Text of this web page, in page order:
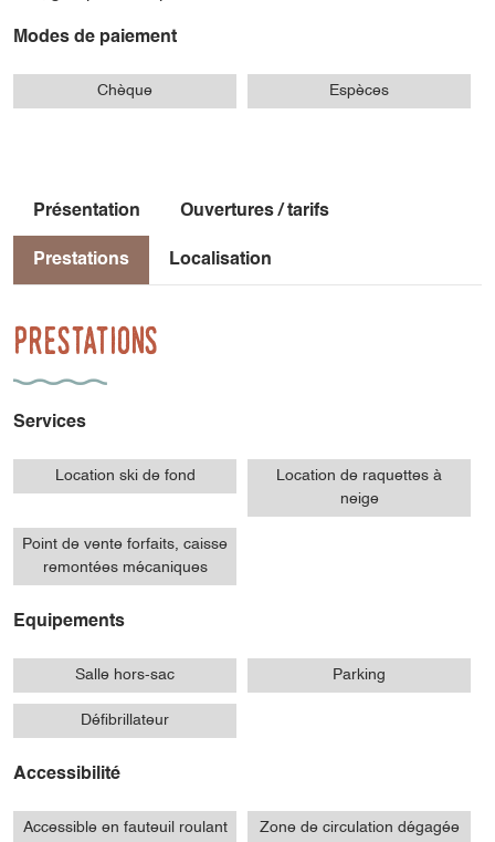
Modes de paiement
Chèque Espèces
Présentation Ouvertures / tarifs
Prestations Localisation
Prestations
Services
Location ski de fond
Location de raquettes à
neige
Point de vente forfaits, caisse
remontées mécaniques
Equipements
Salle hors-sac Parking
Défibrillateur
Accessibilité
Accessible en fauteuil roulant
Zone de circulation dégagée